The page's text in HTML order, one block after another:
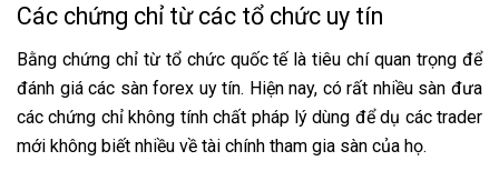
Các chứng chỉ từ các tổ chức uy tín
Bằng chứng chỉ từ tổ chức quốc tế là tiêu chí quan trọng để
đánh giá các sàn forex uy tín. Hiện nay, có rất nhiều sàn đưa
các chứng chỉ không tính chất pháp lý dùng để dụ các trader
mới không biết nhiều về tài chính tham gia sàn của họ.